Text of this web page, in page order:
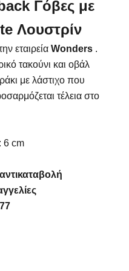
Γόβες με
Λουστρίν
εταιρείαWonders .
τακούνι και οβάλ
με λάστιχο που
τέλεια στο
6 cm